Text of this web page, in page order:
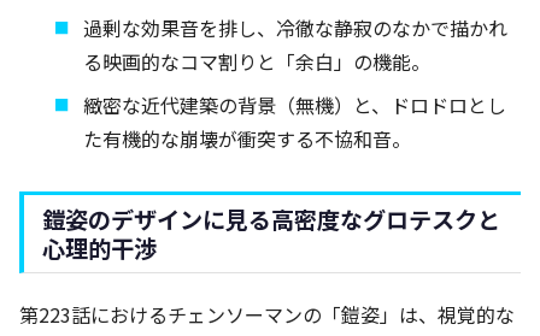
過剰な効果音を排し、冷徹な静寂のなかで描かれ
る映画的なコマ割りと「余白」の機能。
緻密な近代建築の背景（無機）と、ドロドロとし
た有機的な崩壊が衝突する不協和音。
鎧姿のデザインに見る高密度なグロテスクと
心理的干渉
第223話におけるチェンソーマンの「鎧姿」は、視覚的な